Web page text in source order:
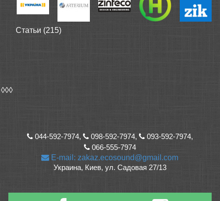
Статьи (215)
◊◊◊
044-592-7974, 098-592-7974,
093-592-7974,
066-555-7974
E-mail: zakaz.ecosound@gmail.com
Украина, Киев, ул. Садовая 27/13